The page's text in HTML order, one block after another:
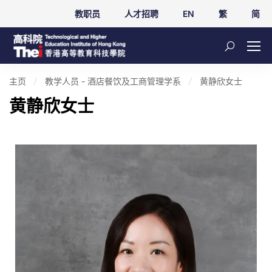
教职员 人才招聘 EN 繁 简
主页 教学人员 - 酒店餐饮及工商管理学系 黄静欣女士
黄静欣女士